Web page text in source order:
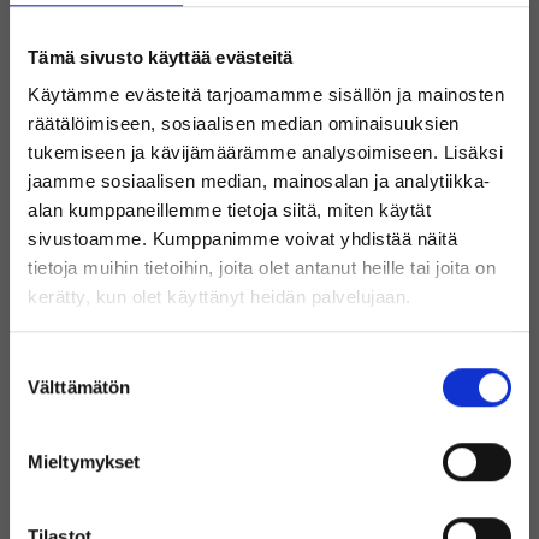
Tämä sivusto käyttää evästeitä
Käytämme evästeitä tarjoamamme sisällön ja mainosten
räätälöimiseen, sosiaalisen median ominaisuuksien
tukemiseen ja kävijämäärämme analysoimiseen. Lisäksi
jaamme sosiaalisen median, mainosalan ja analytiikka-
alan kumppaneillemme tietoja siitä, miten käytät
sivustoamme. Kumppanimme voivat yhdistää näitä
tietoja muihin tietoihin, joita olet antanut heille tai joita on
kerätty, kun olet käyttänyt heidän palvelujaan.
valinta
Välttämätön
Mieltymykset
Voit hankkia kunnostetun ja käytetyn laitteen, jonka akku, runko
ja näyttö ovat kunnossa. Silloin vanha malli voi palvella hyvin ja
pitkään.
Mieti tarkkaan mitä kaikkia ominaisuuksia käytät nykyisessä
puhelimessasi ja kaipaatko jotain ominaisuutta lähes päivittäin.
Käytetty iPhone 14 tai 13 maksaa usein merkittävästi vähemmän
samasta käyttökokemuksesta. Tämä on etenkin totta silloin, kun
Tervetuloa Inregon verkkokauppaan!